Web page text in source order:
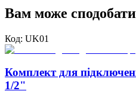
Вам може
Код: UK01
Комплект для
1/2"